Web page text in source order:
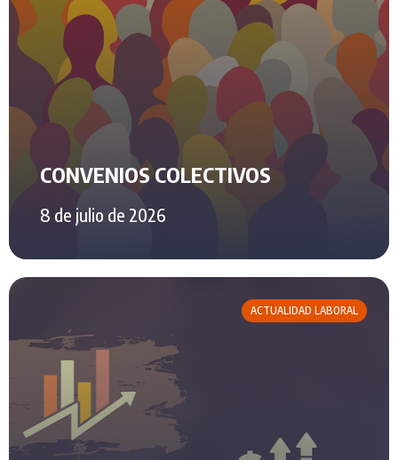
CONVENIOS COLECTIVOS
8 de julio de 2026
ACTUALIDAD LABORAL